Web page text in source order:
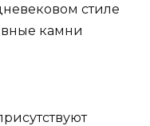
стиле
камни